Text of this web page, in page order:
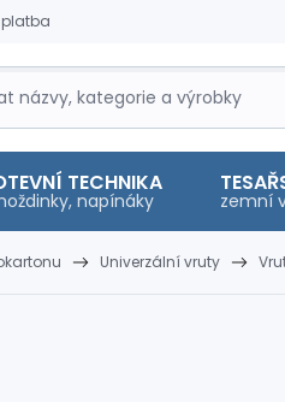
TECHNIKA
napínáky zemní
Univerzální vruty